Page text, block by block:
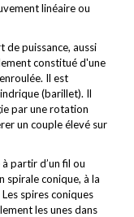
linéaire ou
de puissance, aussi
constitué d'une
Il est
(barillet). Il
par une rotation
un couple élevé sur
partir d’un fil ou
spirale conique, à la
spires coniques
les unes dans